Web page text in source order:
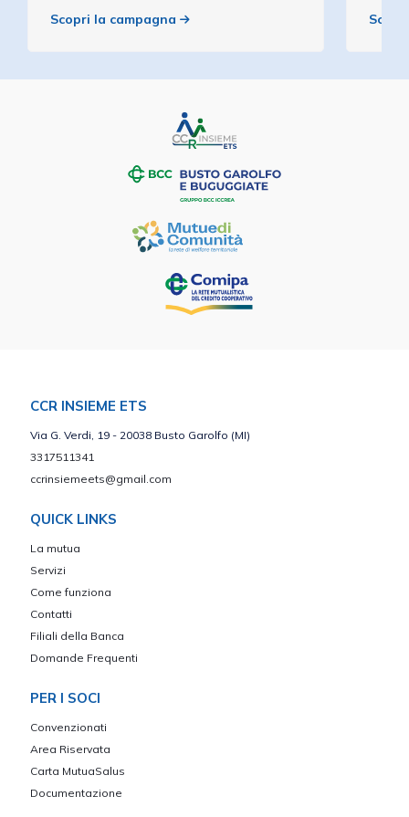
Scopri la campagna
CCR INSIEME ETS
Via G. Verdi, 19 - 20038 Busto Garolfo (MI)
3317511341
ccrinsiemeets@gmail.com
QUICK LINKS
La mutua
Servizi
Come funziona
Contatti
Filiali della Banca
Domande Frequenti
PER I SOCI
Convenzionati
Area Riservata
Carta MutuaSalus
Documentazione